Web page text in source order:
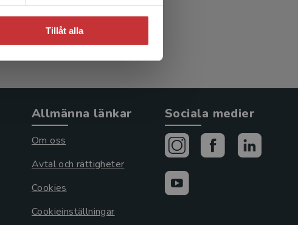
Tillåt alla
Allmänna länkar
Om oss
Avtal och rättigheter
Cookies
Cookieinställningar
Sociala medier